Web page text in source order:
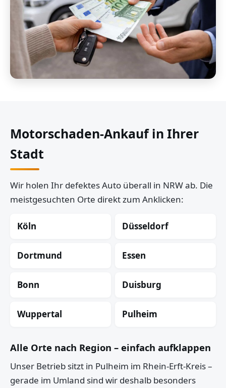
Motorschaden-Ankauf in Ihrer
Stadt
Wir holen Ihr defektes Auto überall in NRW ab. Die
meistgesuchten Orte direkt zum Anklicken:
Köln Düsseldorf
Dortmund Essen
Bonn Duisburg
Wuppertal Pulheim
Alle Orte nach Region – einfach aufklappen
Unser Betrieb sitzt in Pulheim im Rhein-Erft-Kreis –
gerade im Umland sind wir deshalb besonders